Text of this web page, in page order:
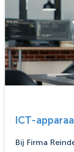
ICT-
Bij Firma